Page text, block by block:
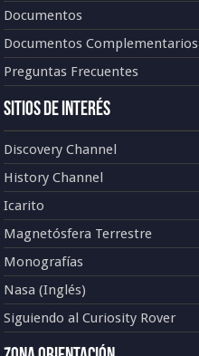
Documentos
Documentos Complementarios
Preguntas Frecuentes
Sitios de Interés
Discovery Channel
History Channel
Icarito
Magnetósfera Terrestre
Monografías
Nasa (Inglés)
Siguiendo al Curiosity Rover